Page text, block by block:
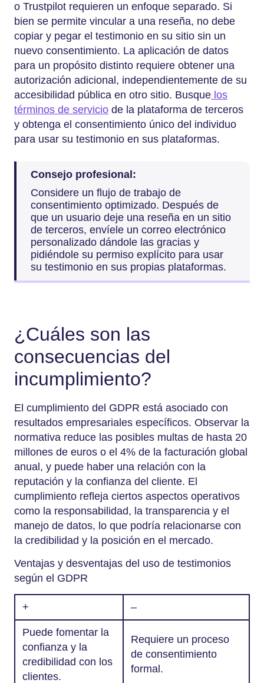
o Trustpilot requieren un enfoque separado. Si
bien se permite vincular a una reseña, no debe
copiar y pegar el testimonio en su sitio sin un
nuevo consentimiento. La aplicación de datos
para un propósito distinto requiere obtener una
autorización adicional, independientemente de su
accesibilidad pública en otro sitio. Busque los
términos de servicio de la plataforma de terceros
y obtenga el consentimiento único del individuo
para usar su testimonio en sus plataformas.
Consejo profesional:
Considere un flujo de trabajo de
consentimiento optimizado. Después de
que un usuario deje una reseña en un sitio
de terceros, envíele un correo electrónico
personalizado dándole las gracias y
pidiéndole su permiso explícito para usar
su testimonio en sus propias plataformas.
¿Cuáles son las
consecuencias del
incumplimiento?
El cumplimiento del GDPR está asociado con
resultados empresariales específicos. Observar la
normativa reduce las posibles multas de hasta 20
millones de euros o el 4% de la facturación global
anual, y puede haber una relación con la
reputación y la confianza del cliente. El
cumplimiento refleja ciertos aspectos operativos
como la responsabilidad, la transparencia y el
manejo de datos, lo que podría relacionarse con
la credibilidad y la posición en el mercado.
Ventajas y desventajas del uso de testimonios
según el GDPR
+ –
Puede fomentar la
confianza y la
credibilidad con los
clientes.
Requiere un proceso
de consentimiento
formal.